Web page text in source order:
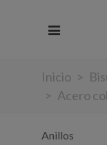
Inicio >
> Acero
Anillos